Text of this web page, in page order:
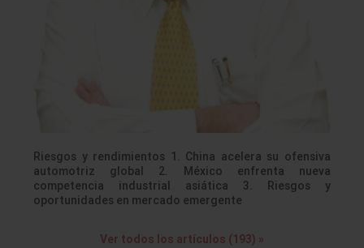
Riesgos y rendimientos 1. China acelera su ofensiva
automotriz global 2. México enfrenta nueva
competencia industrial asiática 3. Riesgos y
oportunidades en mercado emergente
Ver todos los artículos (193) »